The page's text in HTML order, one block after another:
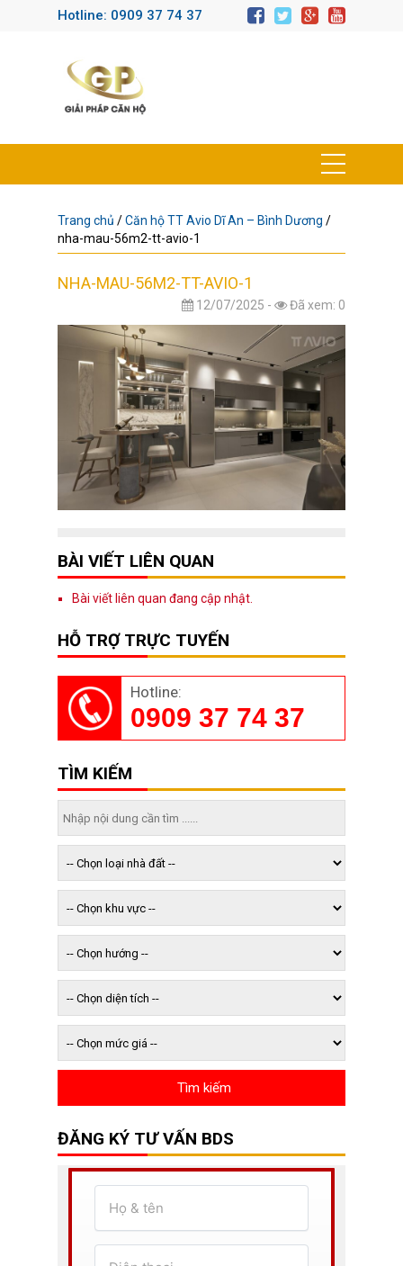
Hotline: 0909 37 74 37
Trang chủ /Căn hộ TT Avio Dĩ An – Bình Dương /
nha-mau-56m2-tt-avio-1
NHA-MAU-56M2-TT-AVIO-1
12/07/2025 - Đã xem: 0
BÀI VIẾT LIÊN QUAN
Bài viết liên quan đang cập nhật.
HỖ TRỢ TRỰC TUYẾN
Hotline:
0909 37 74 37
TÌM KIẾM
ĐĂNG KÝ TƯ VẤN BDS